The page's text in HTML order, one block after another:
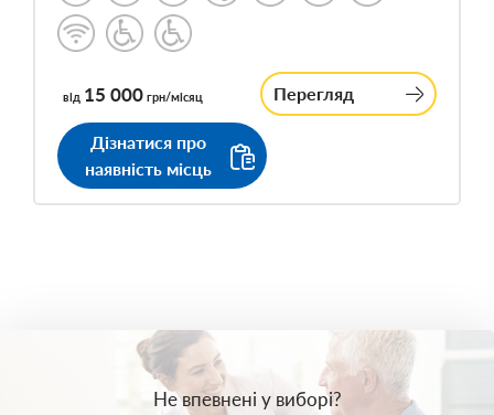
від 15 000 грн/місяц Перегляд
Дізнатися про
наявність місць
Не впевнені у виборі?